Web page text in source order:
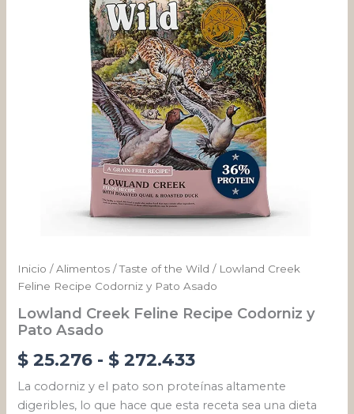
Inicio /Alimentos /Taste of the Wild / Lowland Creek
Feline Recipe Codorniz y Pato Asado
Lowland Creek Feline Recipe Codorniz y
Pato Asado
$ 25.276 - $ 272.433
desde
$ 25.276
hasta
$ 272.433
La codorniz y el pato son proteínas altamente
digeribles, lo que hace que esta receta sea una dieta